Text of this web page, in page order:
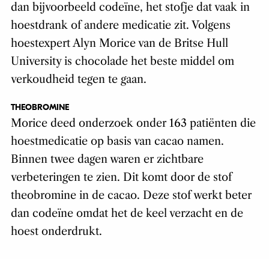
dan bijvoorbeeld codeïne, het stofje dat vaak in
hoestdrank of andere medicatie zit. Volgens
hoestexpert Alyn Morice van de Britse Hull
University is chocolade het beste middel om
verkoudheid tegen te gaan.
THEOBROMINE
Morice deed onderzoek onder 163 patiënten die
hoestmedicatie op basis van cacao namen.
Binnen twee dagen waren er zichtbare
verbeteringen te zien. Dit komt door de stof
theobromine in de cacao. Deze stof werkt beter
dan codeïne omdat het de keel verzacht en de
hoest onderdrukt.